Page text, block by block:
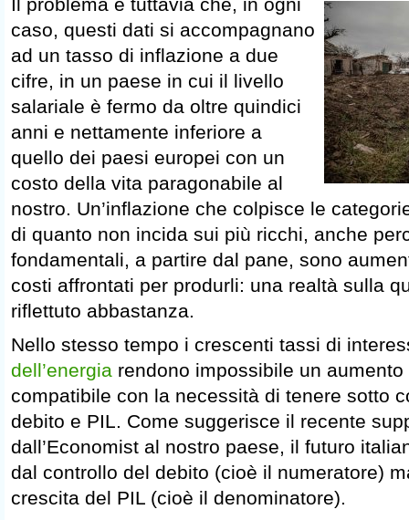
Il problema è tuttavia che, in ogni
caso, questi dati si accompagnano
ad un tasso di inflazione a due
cifre, in un paese in cui il livello
salariale è fermo da oltre quindici
anni e nettamente inferiore a
quello dei paesi europei con un
costo della vita paragonabile al
nostro. Un’inflazione che colpisce le
di quanto non incida sui più ricchi, anche
fondamentali, a partire dal pane, sono
costi affrontati per produrli: una realtà sulla
riflettuto abbastanza.
Nello stesso tempo i crescenti tassi di
dell’energia rendono impossibile un
compatibile con la necessità di tenere sotto
debito e PIL. Come suggerisce il recente
dall’Economist al nostro paese, il futuro
dal controllo del debito (cioè il numeratore)
crescita del PIL (cioè il denominatore).